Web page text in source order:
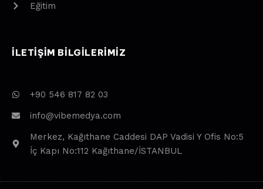
Eğitim
ILETIŞIM BILGILERIMIZ
+90 546 817 82 03
info@vibemedya.com
Merkez, Kağıthane Caddesi DAP Vadisi Y Ofis No:5
İç Kapı No:112 Kağıthane/İSTANBUL